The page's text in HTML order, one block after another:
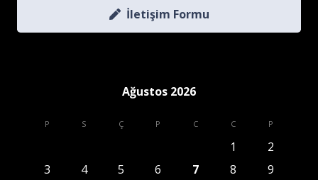
İletişim Formu
Ağustos 2026
P S Ç P C C P
1
2
3
4 5 6 7 8
9